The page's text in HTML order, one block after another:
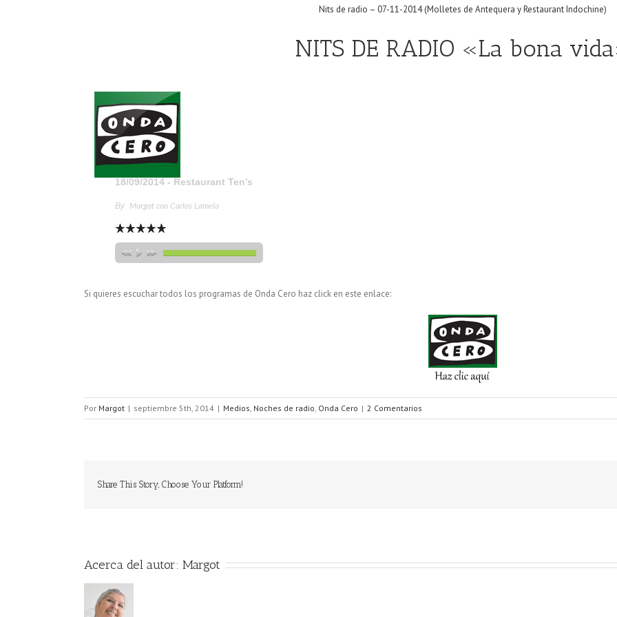
Nits de radio – 07-11-2014 (Molletes de Antequera y Restaurant Indochine)
NITS DE RADIO «La bona
18/09/2014 - Restaurant Ten’s
By Margot con Carlos Lamelo
Si quieres escuchar todos los programas de Onda Cero haz click en este enlace:
Por Margot | septiembre 5th, 2014 | Medios Noches de radio Onda Cero | 2 Comentarios
Share This Story, Choose Your Platform!
Acerca del autor: Margot